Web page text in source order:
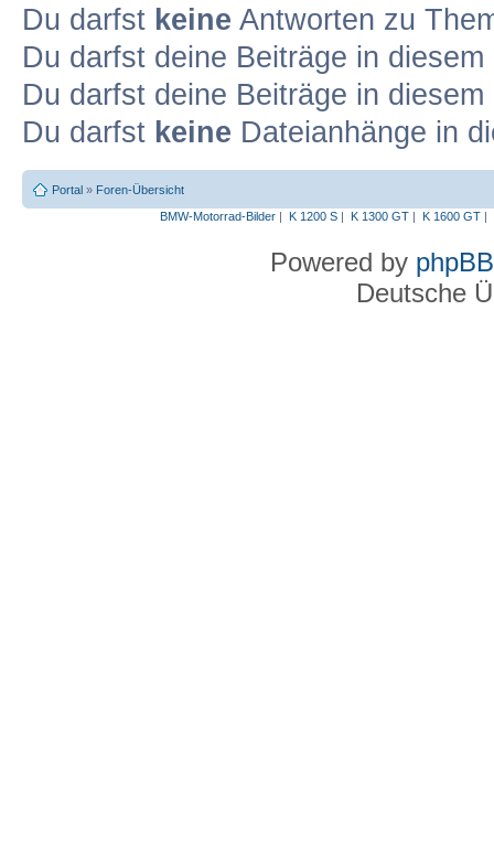
Du darfst keine Antworten zu
Du darfst deine Beiträge in
Du darfst deine Beiträge in
Du darfst keine Dateianhänge in
Portal » Foren-Übersicht
BMW-Motorrad-Bilder| K 1200 S| K 1300 GT| K 1600 GT|
Powered by phpBB
Deutsche